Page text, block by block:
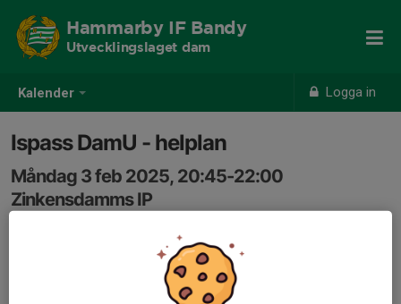
Kalender Logga in
Hammarby IF Bandy
Utvecklingslaget dam
Ispass DamU - helplan
Måndag 3 feb 2025, 20:45-22:00
Zinkensdamms IP
Samling: 19:45, I ett omklädningsrum
Uppvärmning på barmark innan ispasset.